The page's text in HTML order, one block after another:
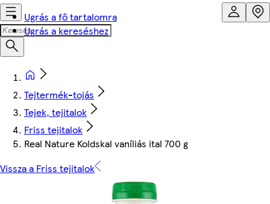
Ugrás a fő tartalomra
Ugrás a kereséshez
Tejtermék-tojás
Tejek, tejitalok
Friss tejitalok
Real Nature Koldskal vaníliás ital 700 g
Vissza a Friss tejitalok